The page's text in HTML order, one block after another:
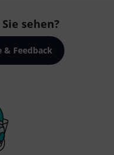
sehen?
& Feedback